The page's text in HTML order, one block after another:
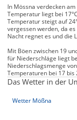
In Mössna verdecken
Temperatur liegt bei
Temperatur steigt auf
vergessen werden, da
Nacht regnet es und die
Mit Böen zwischen 19
für Niederschläge liegt
Niederschlagsmenge
Temperaturen bei 17 bis
Das Wetter in der
Wetter Mößna